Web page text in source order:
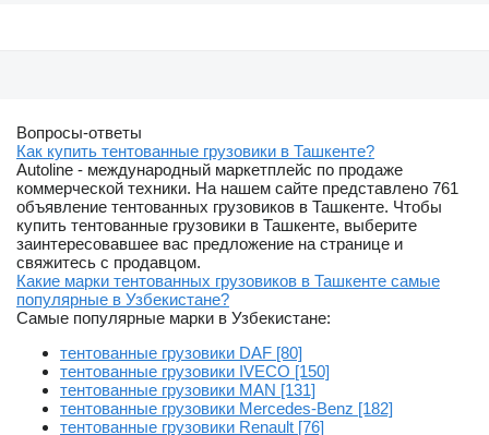
Вопросы-ответы
Как купить тентованные грузовики в Ташкенте?
Autoline - международный маркетплейс по продаже
коммерческой техники. На нашем сайте представлено 761
объявление тентованных грузовиков в Ташкенте. Чтобы
купить тентованные грузовики в Ташкенте, выберите
заинтересовавшее вас предложение на странице и
свяжитесь с продавцом.
Какие марки тентованных грузовиков в Ташкенте самые
популярные в Узбекистане?
Самые популярные марки в Узбекистане:
тентованные грузовики DAF [80]
тентованные грузовики IVECO [150]
тентованные грузовики MAN [131]
тентованные грузовики Mercedes-Benz [182]
тентованные грузовики Renault [76]